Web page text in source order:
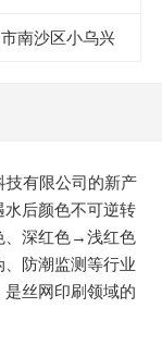
南沙区小乌兴
有限公司的新产
后颜色不可逆转
、深红色→浅红色
防潮监测等行业
丝网印刷领域的